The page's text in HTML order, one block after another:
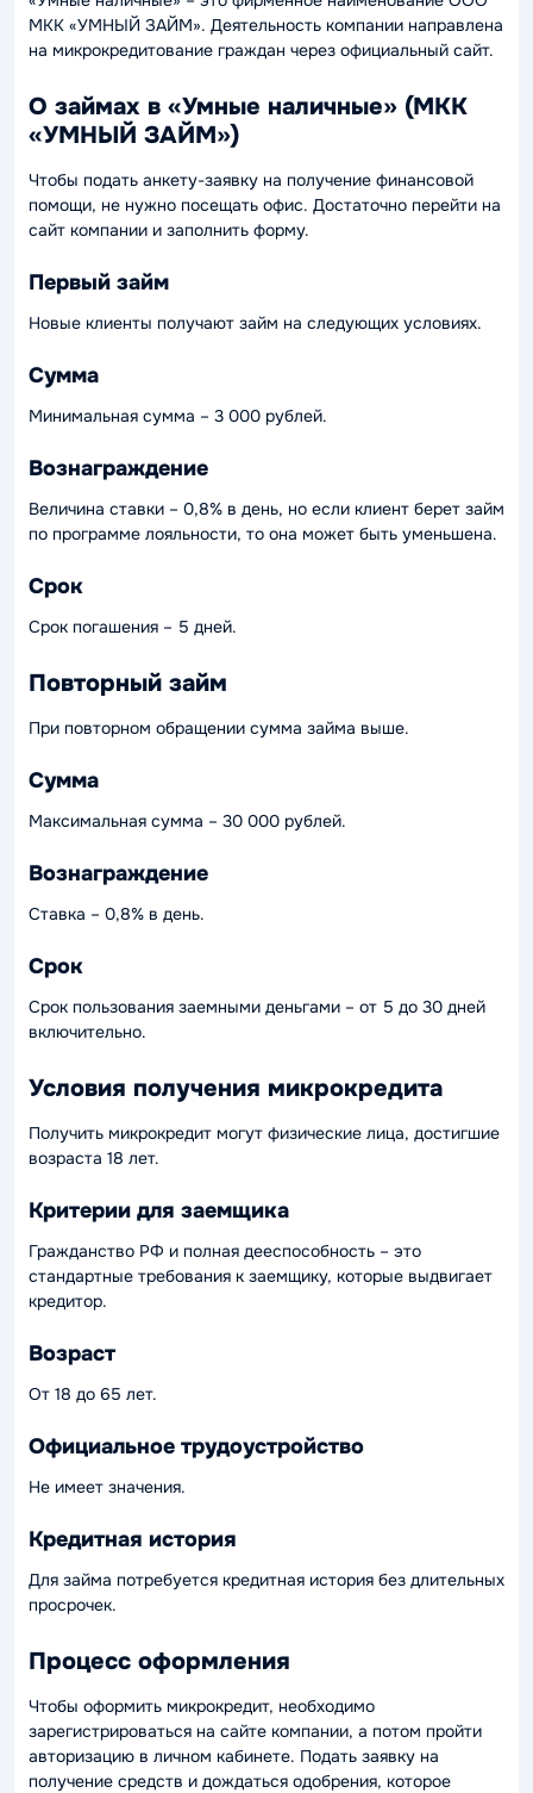
МКК «УМНЫЙ ЗАЙМ». Деятельность компании направлена
на микрокредитование граждан через официальный сайт.
О займах в «Умные наличные» (МКК
«УМНЫЙ ЗАЙМ»)
Чтобы подать анкету-заявку на получение финансовой
помощи, не нужно посещать офис. Достаточно перейти на
сайт компании и заполнить форму.
Первый займ
Новые клиенты получают займ на следующих условиях.
Сумма
Минимальная сумма – 3 000 рублей.
Вознаграждение
Величина ставки – 0,8% в день, но если клиент берет займ
по программе лояльности, то она может быть уменьшена.
Срок
Срок погашения – 5 дней.
Повторный займ
При повторном обращении сумма займа выше.
Сумма
Максимальная сумма – 30 000 рублей.
Вознаграждение
Ставка – 0,8% в день.
Срок
Срок пользования заемными деньгами – от 5 до 30 дней
включительно.
Условия получения микрокредита
Получить микрокредит могут физические лица, достигшие
возраста 18 лет.
Критерии для заемщика
Гражданство РФ и полная дееспособность – это
стандартные требования к заемщику, которые выдвигает
кредитор.
Возраст
От 18 до 65 лет.
Официальное трудоустройство
Не имеет значения.
Кредитная история
Для займа потребуется кредитная история без длительных
просрочек.
Процесс оформления
Чтобы оформить микрокредит, необходимо
зарегистрироваться на сайте компании, а потом пройти
авторизацию в личном кабинете. Подать заявку на
получение средств и дождаться одобрения, которое